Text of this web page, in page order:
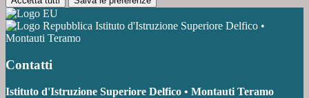
Istituto d'Istruzione Superiore Delfico •
Montauti Teramo
Contatti
Istituto d'Istruzione Superiore Delfico • Montauti Teramo